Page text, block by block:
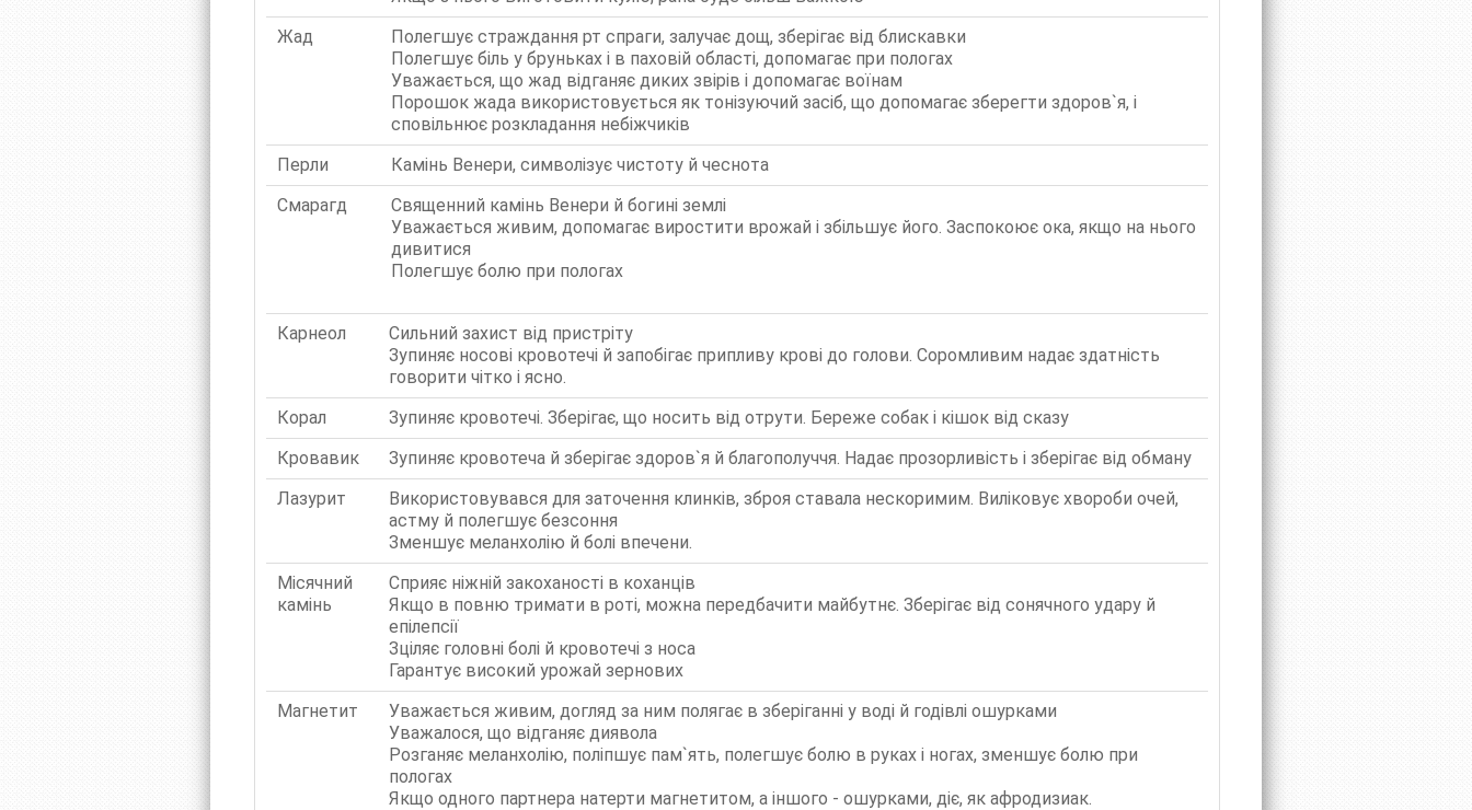
Жад
Полегшує страждання рт спраги, залучає дощ, зберігає від блискавки
Полегшує біль у бруньках і в паховій області, допомагає при пологах
Уважається, що жад відганяє диких звірів і допомагає воїнам
Порошок жада використовується як тонізуючий засіб, що допомагає зберегти здоров`я, і
сповільнює розкладання небіжчиків
Перли
Камінь Венери, символізує чистоту й чеснота
Смарагд
Священний камінь Венери й богині землі
Уважається живим, допомагає виростити врожай і збільшує його. Заспокоює ока, якщо на нього
дивитися
Полегшує болю при пологах
Карнеол
Сильний захист від пристріту
Зупиняє носові кровотечі й запобігає припливу крові до голови. Соромливим надає здатність
говорити чітко і ясно.
Корал
Зупиняє кровотечі. Зберігає, що носить від отрути. Береже собак і кішок від сказу
Кровавик
Зупиняє кровотеча й зберігає здоров`я й благополуччя. Надає прозорливість і зберігає від обману
Лазурит
Використовувався для заточення клинків, зброя ставала нескоримим. Виліковує хвороби очей,
астму й полегшує безсоння
Зменшує меланхолію й болі впечени.
Місячний
камінь
Сприяє ніжній закоханості в коханців
Якщо в повню тримати в роті, можна передбачити майбутнє. Зберігає від сонячного удару й
епілепсії
Зціляє головні болі й кровотечі з носа
Гарантує високий урожай зернових
Магнетит
Уважається живим, догляд за ним полягає в зберіганні у воді й годівлі ошурками
Уважалося, що відганяє диявола
Розганяє меланхолію, поліпшує пам`ять, полегшує болю в руках і ногах, зменшує болю при
пологах
Якщо одного партнера натерти магнетитом, а іншого - ошурками, діє, як афродизиак.